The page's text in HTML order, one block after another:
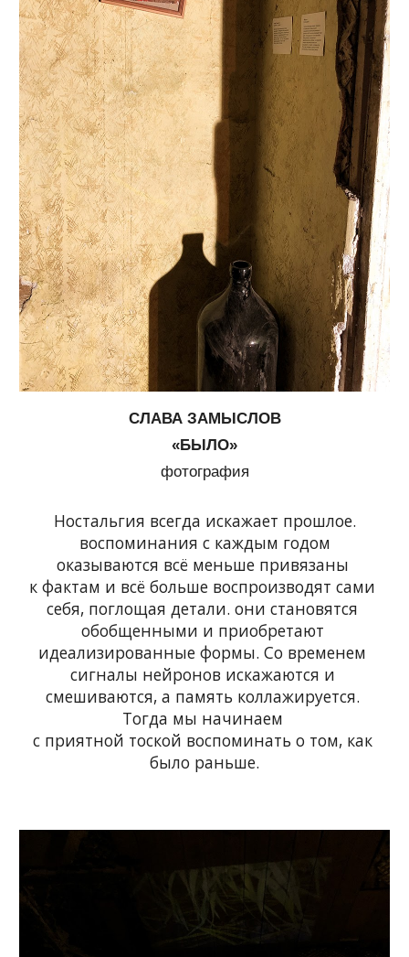
СЛАВА ЗАМЫСЛОВ
«БЫЛО»
фотография
Ностальгия всегда искажает прошлое.
воспоминания с каждым годом
оказываются всё меньше привязаны
к фактам и всё больше воспроизводят сами
себя, поглощая детали. они становятся
обобщенными и приобретают
идеализированные формы. Со временем
сигналы нейронов искажаются и
смешиваются, а память коллажируется.
Тогда мы начинаем
с приятной тоской воспоминать о том, как
было раньше.